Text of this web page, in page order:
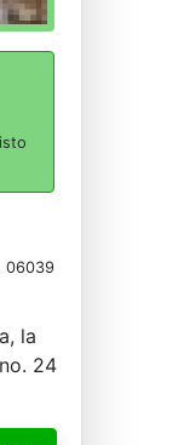
06039
la
24